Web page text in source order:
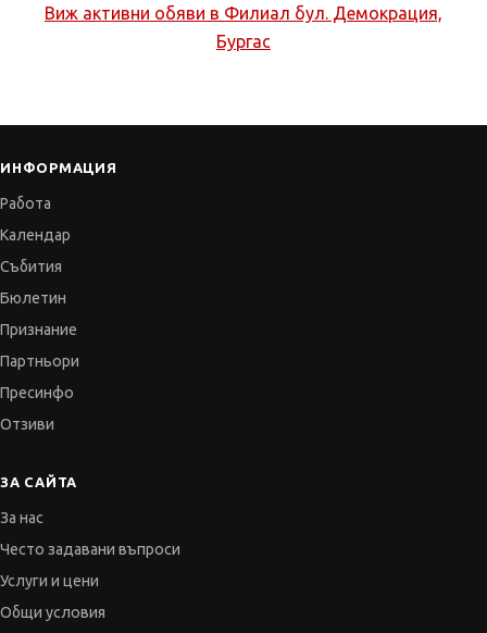
Виж активни обяви в Филиал бул. Демокрация,
Бургас
ИНФОРМАЦИЯ
Работа
Календар
Събития
Бюлетин
Признание
Партньори
Пресинфо
Отзиви
ЗА САЙТА
За нас
Често задавани въпроси
Услуги и цени
Общи условия